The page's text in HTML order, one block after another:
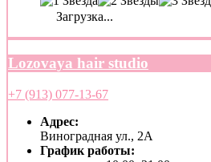
Загрузка...
Lozovaya hair studio
+7 (913) 077-13-67
Адрес:
Виноградная ул., 2А
График работы: